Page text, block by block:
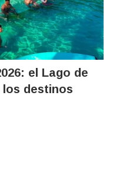
el Lago de
los destinos